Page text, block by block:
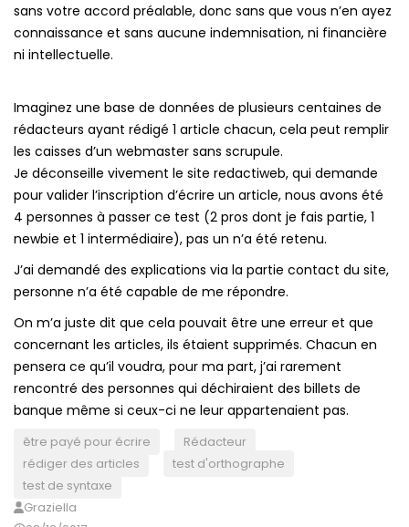
sans votre accord préalable, donc sans que vous n’en ayez
connaissance et sans aucune indemnisation, ni financière
ni intellectuelle.
Imaginez une base de données de plusieurs centaines de
rédacteurs ayant rédigé 1 article chacun, cela peut remplir
les caisses d’un webmaster sans scrupule.
Je déconseille vivement le site redactiweb, qui demande
pour valider l’inscription d’écrire un article, nous avons été
4 personnes à passer ce test (2 pros dont je fais partie, 1
newbie et 1 intermédiaire), pas un n’a été retenu.
J’ai demandé des explications via la partie contact du site,
personne n’a été capable de me répondre.
On m’a juste dit que cela pouvait être une erreur et que
concernant les articles, ils étaient supprimés. Chacun en
pensera ce qu’il voudra, pour ma part, j’ai rarement
rencontré des personnes qui déchiraient des billets de
banque même si ceux-ci ne leur appartenaient pas.
être payé pour écrire
Rédacteur
rédiger des articles
test d'orthographe
test de syntaxe
Graziella